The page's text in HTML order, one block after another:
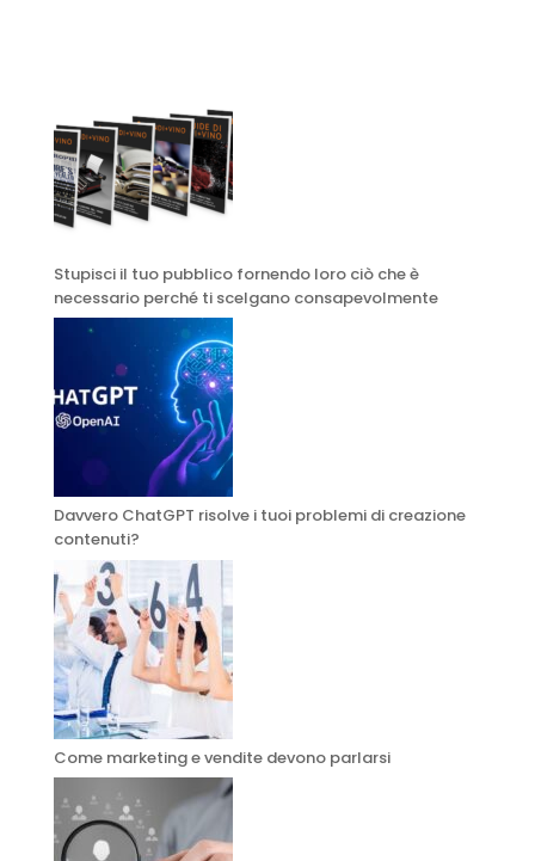
Stupisci il tuo pubblico fornendo loro ciò che è
necessario perché ti scelgano consapevolmente
Davvero ChatGPT risolve i tuoi problemi di creazione
contenuti?
Come marketing e vendite devono parlarsi